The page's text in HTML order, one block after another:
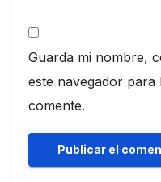
Guarda mi nombre,
este navegador
comente.